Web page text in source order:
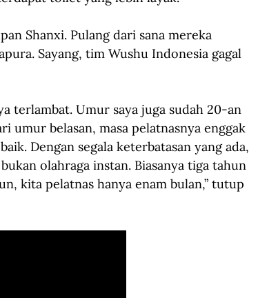
Shanxi. Pulang dari sana mereka
Sayang, tim Wushu Indonesia gagal
terlambat. Umur saya juga sudah 20-an
umur belasan, masa pelatnasnya enggak
Dengan segala keterbatasan yang ada,
olahraga instan. Biasanya tiga tahun
kita pelatnas hanya enam bulan,” tutup